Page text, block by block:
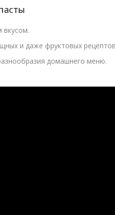
вкусом.
и даже фруктовых
домашнего меню.